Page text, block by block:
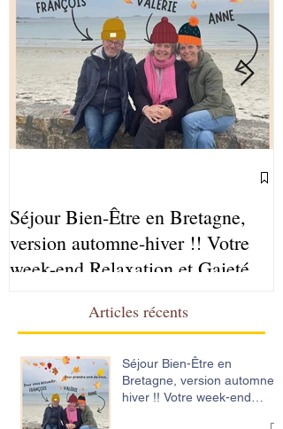
Séjour Bien-Être en Bretagne,
version automne-hiver !! Votre
week-end Relaxation et Gaieté
Articles récents
Séjour Bien-Être en
Bretagne, version automne-
hiver !! Votre week-end